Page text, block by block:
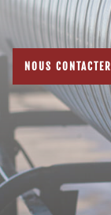
NOUS CONTACTER